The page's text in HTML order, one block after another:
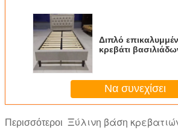
Διπλό
κρεβάτι
Να συνεχίσει
Περισσότεροι Ξύλινη βάση